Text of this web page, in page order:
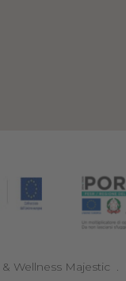
Wellness Majestic .